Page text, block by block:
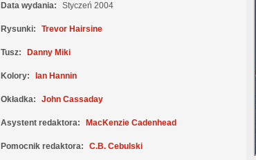
Data wydania: Styczeń 2004
Rysunki: Trevor Hairsine
Tusz: Danny Miki
Kolory: Ian Hannin
Okładka: John Cassaday
Asystent redaktora: MacKenzie Cadenhead
Pomocnik redaktora: C.B. Cebulski